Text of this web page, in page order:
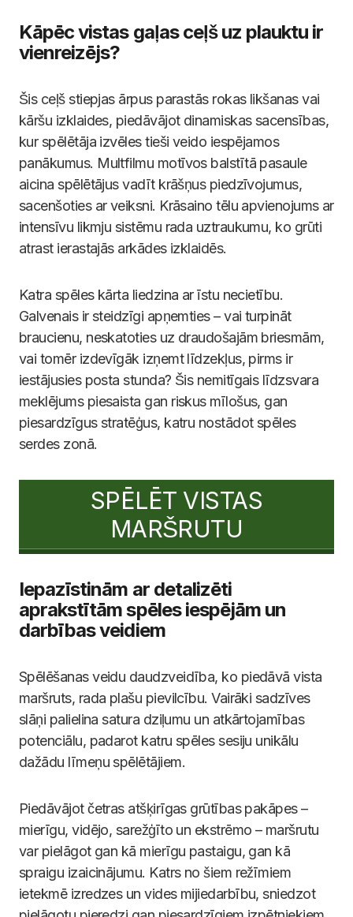
Kāpēc vistas gaļas ceļš uz plauktu ir
vienreizējs?
Šis ceļš stiepjas ārpus parastās rokas likšanas vai
kāršu izklaides, piedāvājot dinamiskas sacensības,
kur spēlētāja izvēles tieši veido iespējamos
panākumus. Multfilmu motīvos balstītā pasaule
aicina spēlētājus vadīt krāšņus piedzīvojumus,
sacenšoties ar veiksni. Krāsaino tēlu apvienojums ar
intensīvu likmju sistēmu rada uztraukumu, ko grūti
atrast ierastajās arkādes izklaidēs.
Katra spēles kārta liedzina ar īstu necietību.
Galvenais ir steidzīgi apņemties – vai turpināt
braucienu, neskatoties uz draudošajām briesmām,
vai tomēr izdevīgāk izņemt līdzekļus, pirms ir
iestājusies posta stunda? Šis nemitīgais līdzsvara
meklējums piesaista gan riskus mīlošus, gan
piesardzīgus stratēģus, katru nostādot spēles
serdes zonā.
SPĒLĒT VISTAS
MARŠRUTU
Iepazīstinām ar detalizēti
aprakstītām spēles iespējām un
darbības veidiem
Spēlēšanas veidu daudzveidība, ko piedāvā vista
maršruts, rada plašu pievilcību. Vairāki sadzīves
slāņi palielina satura dziļumu un atkārtojamības
potenciālu, padarot katru spēles sesiju unikālu
dažādu līmeņu spēlētājiem.
Piedāvājot četras atšķirīgas grūtības pakāpes –
mierīgu, vidējo, sarežģīto un ekstrēmo – maršrutu
var pielāgot gan kā mierīgu pastaigu, gan kā
spraigu izaicinājumu. Katrs no šiem režīmiem
ietekmē izredzes un vides mijiedarbību, sniedzot